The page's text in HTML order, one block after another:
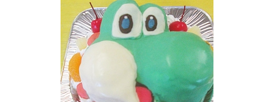
ルイージケーキ